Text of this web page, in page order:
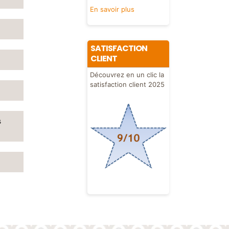
En savoir plus
SATISFACTION
CLIENT
Découvrez en un clic la
satisfaction client 2025